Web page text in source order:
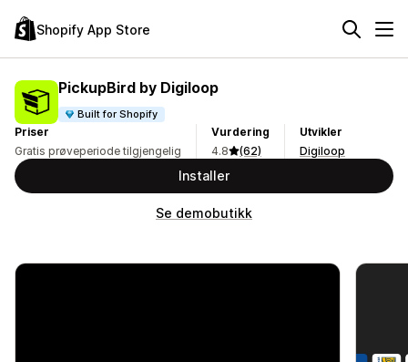
Shopify App Store
PickupBird by Digiloop
Built for Shopify
Priser
Gratis prøveperiode tilgjengelig
Vurdering
4.8
(62)
Utvikler
Digiloop
Installer
Se demobutikk